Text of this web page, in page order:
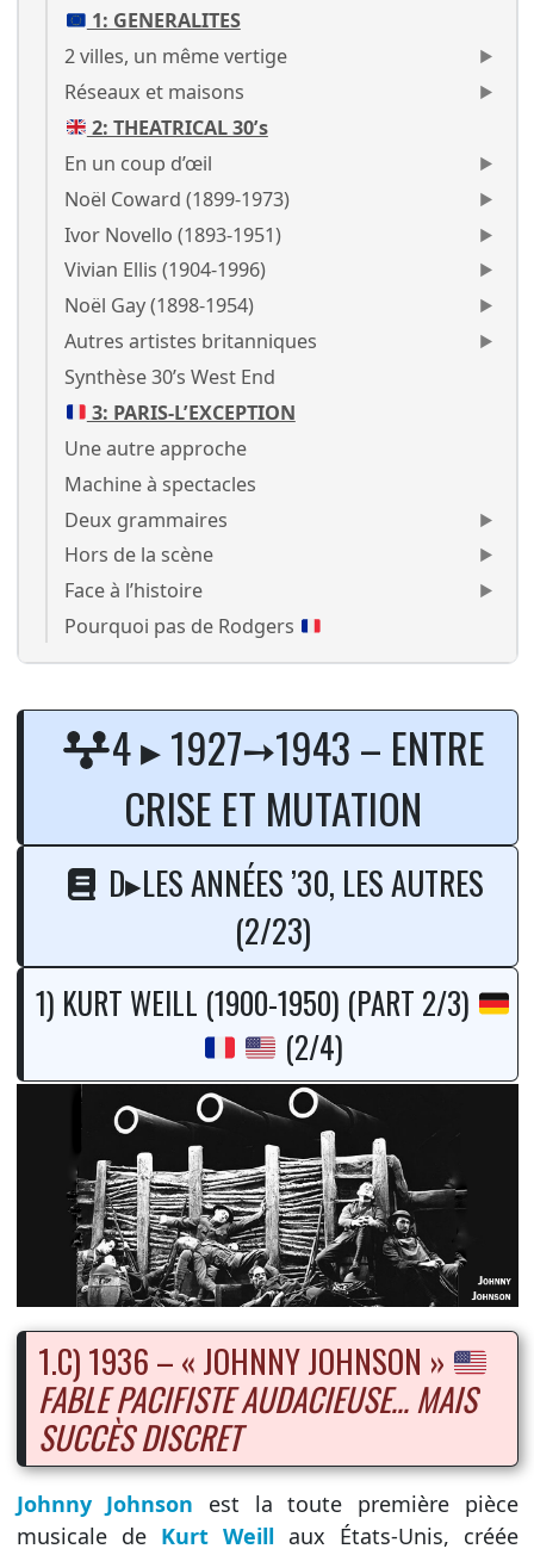
1: GENERALITES
2 villes, un même vertige
Réseaux et maisons
2: THEATRICAL 30’s
En un coup d’œil
Noël Coward (1899-1973)
Ivor Novello (1893-1951)
Vivian Ellis (1904-1996)
Noël Gay (1898-1954)
Autres artistes britanniques
Synthèse 30’s West End
3: PARIS-L’EXCEPTION
Une autre approche
Machine à spectacles
Deux grammaires
Hors de la scène
Face à l’histoire
Pourquoi pas de Rodgers
Kurt Weill : Johnny Johnson
4 ▸ 1927➙1943 – ENTRE
CRISE ET MUTATION
D▸LES ANNÉES ’30, LES AUTRES
(2/23)
1) KURT WEILL (1900-1950) (PART 2/3)
(2/4)
1.C) 1936 – « JOHNNY JOHNSON »
FABLE PACIFISTE AUDACIEUSE… MAIS
SUCCÈS DISCRET
Johnny Johnson est la toute première pièce
musicale de Kurt Weillaux États-Unis, créée